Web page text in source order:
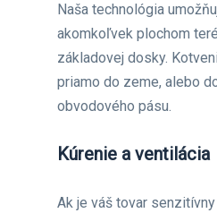
Naša technológia
akomkoľvek plochom
základovej dosky.
priamo do zeme, alebo
obvodového pásu.
Kúrenie a ventilácia
Ak je váš tovar